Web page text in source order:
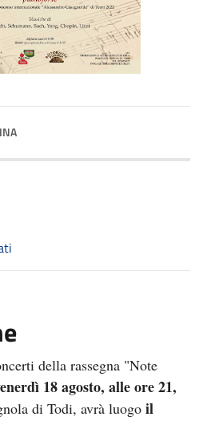
della rassegna "Note
enerdì 18 agosto, alle ore 21,
di Todi, avrà luogo il